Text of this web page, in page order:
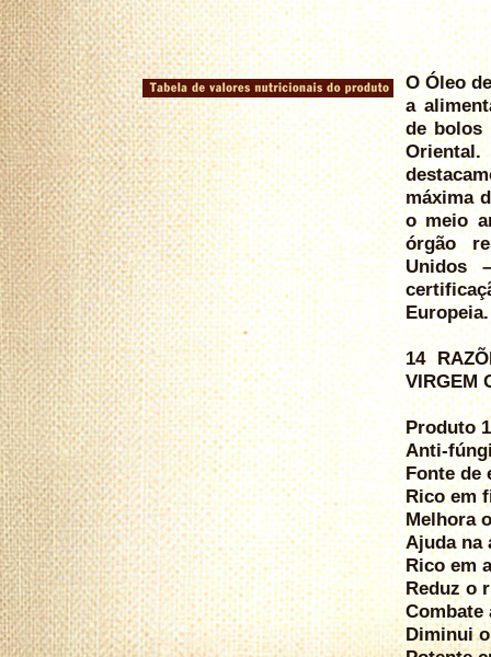
O Óleo
a
de bolos
máxima
o meio
órgão
Unidos
Europeia.
14
VIRGEM
Produto
Anti-
Fonte de
Rico em
Melhora
Ajuda na
Rico em
Reduz o
Combate
Diminui